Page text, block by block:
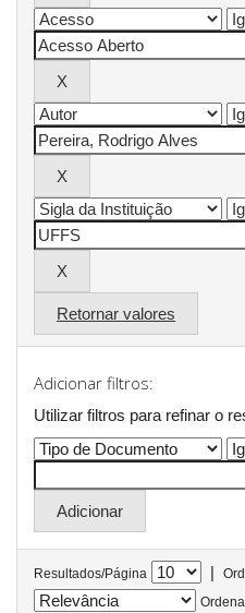
Retornar valores
Adicionar filtros:
Utilizar filtros para refinar o
Resultados/Página |